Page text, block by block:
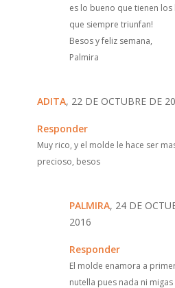
es lo bueno que tienen los
que siempre triunfan!
Besos y feliz semana,
Palmira
ADITA, 22 DE OCTUBRE DE
Responder
Muy rico, y el molde le hace ser mas
precioso, besos
PALMIRA, 24 DE
2016
Responder
El molde enamora a
nutella pues nada ni